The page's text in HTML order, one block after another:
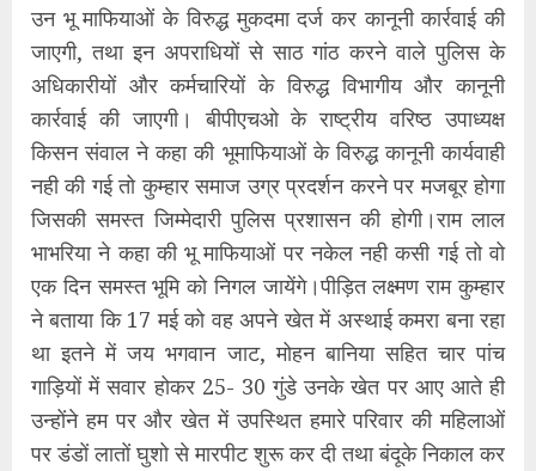
उन भू माफियाओं के विरुद्ध मुकदमा दर्ज कर कानूनी कार्रवाई की
जाएगी, तथा इन अपराधियों से साठ गांठ करने वाले पुलिस के
अधिकारीयों और कर्मचारियों के विरुद्ध विभागीय और कानूनी
कार्रवाई की जाएगी। बीपीएचओ के राष्ट्रीय वरिष्ठ उपाध्यक्ष
किसन संवाल ने कहा की भूमाफियाओं के विरुद्ध कानूनी कार्यवाही
नही की गई तो कुम्हार समाज उग्र प्रदर्शन करने पर मजबूर होगा
जिसकी समस्त जिम्मेदारी पुलिस प्रशासन की होगी।राम लाल
भाभरिया ने कहा की भू माफियाओं पर नकेल नही कसी गई तो वो
एक दिन समस्त भूमि को निगल जायेंगे।पीड़ित लक्ष्मण राम कुम्हार
ने बताया कि 17 मई को वह अपने खेत में अस्थाई कमरा बना रहा
था इतने में जय भगवान जाट, मोहन बानिया सहित चार पांच
गाड़ियों में सवार होकर 25- 30 गुंडे उनके खेत पर आए आते ही
उन्होंने हम पर और खेत में उपस्थित हमारे परिवार की महिलाओं
पर डंडों लातों घुशो से मारपीट शुरू कर दी तथा बंदूके निकाल कर